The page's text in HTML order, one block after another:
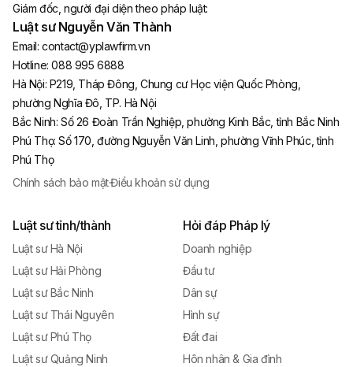
Giám đốc, người đại diện theo pháp luật:
Luật sư Nguyễn Văn Thành
Email: contact@yplawfirm.vn
Hotline: 088 995 6888
Hà Nội: P219, Tháp Đông, Chung cư Học viện Quốc Phòng,
phường Nghĩa Đô, TP. Hà Nội
Bắc Ninh:Số 26 Đoàn Trần Nghiệp, phường Kinh Bắc, tỉnh Bắc Ninh
Phú Thọ:Số 170, đường Nguyễn Văn Linh, phường Vĩnh Phúc, tỉnh
Phú Thọ
Chính sách bảo mật·Điều khoản sử dụng
Luật sư tỉnh/thành
Luật sư Hà Nội
Luật sư Hải Phòng
Luật sư Bắc Ninh
Luật sư Thái Nguyên
Luật sư Phú Thọ
Luật sư Quảng Ninh
Hỏi đáp Pháp lý
Doanh nghiệp
Đầu tư
Dân sự
Hình sự
Đất đai
Hôn nhân & Gia đình